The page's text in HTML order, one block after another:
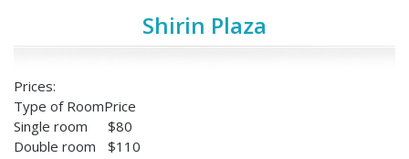
Shirin Plaza
Prices:
Type of RoomPrice
Single room
$80
Double room
$110